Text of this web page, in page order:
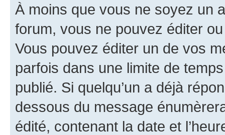
À moins que vous ne soyez un
forum, vous ne pouvez éditer
Vous pouvez éditer un de vos
parfois dans une limite de
publié. Si quelqu’un a déjà
dessous du message
édité, contenant la date et